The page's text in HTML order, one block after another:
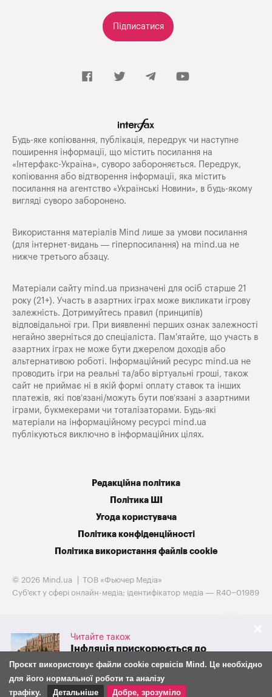
Читайте також
Інфляція прискорюється до
10%: чому НБУ знову підвищив
облікову ставку та як із 7
серпня зміниться її вплив на
фінансовий ринок
Підписатися
Будь-яке копiювання, публiкацiя, передрук чи наступне
поширення iнформацiї, що мiстить посилання на
«Iнтерфакс-Україна», суворо забороняється. Передрук,
копіювання або відтворення інформації, яка містить
посилання на агентство «Українські Новини», в будь-якому
вигляді суворо заборонено.
Використання матеріалів Mind лише за умови посилання
(для інтернет-видань — гіперпосилання) на mind.ua не
нижче третього абзацу.
Матеріали сайту mind.ua призначені для осіб старше 21
року (21+). Участь в азартних іграх може викликати ігрову
залежність. Дотримуйтесь правил (принципів)
відповідальної гри. При виявленні перших ознак залежності
негайно зверніться до спеціаліста. Пам'ятайте, що участь в
азартних іграх не може бути джерелом доходів або
альтернативою роботі. Інформаційний ресурс mind.ua не
проводить ігри на реальні та/або віртуальні гроші, також
сайт не приймає ні в якій формі оплату ставок та інших
платежів, які пов’язані/можуть бути пов’язані з азартними
іграми, букмекерами чи тоталізаторами. Будь-які
матеріали на інформаційному ресурсі mind.ua
публікуються виключно в інформаційних цілях.
Редакційна політика
Політика ШІ
Угода користувача
Політика конфіденційності
Політика використання файлів cookie
© 2026 Mind.ua
ТОВ «Фьючер Медiа»
Cуб'єкт у сфері онлайн-медіа; ідентифікатор медіа — R40−01989
Проєкт використовує файли cookie сервісів Mind. Це необхідно
для його нормальної роботи та аналізу
трафіку.
Детальніше Добре, зрозуміло